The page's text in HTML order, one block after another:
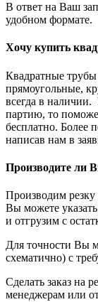
В ответ на Ваш
удобном формате.
Хочу купить
Квадратные
прямоугольные,
всегда в
партию, то
бесплатно.
написав нам в
Производите ли
Производим
Вы можете
и отгрузим с
Для точности Вы
схематично) с
Сделать заказ на
менеджерам или